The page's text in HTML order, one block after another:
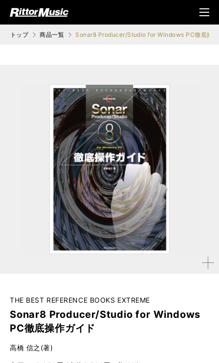
ジック (Rittor Musi
メニ
ュ
トップ 商品一覧 Sonar8 Producer/Studio for Windows PC徹底操
拡大す
THE BEST REFERENCE BOOKS EXTREME
Sonar8 Producer/Studio for Windows
PC徹底操作ガイド
高橋 信之(著)